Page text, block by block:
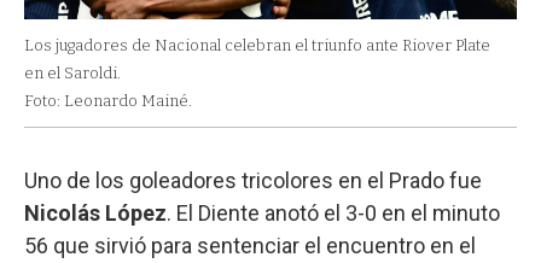
Los jugadores de Nacional celebran el triunfo ante Riover Plate
en el Saroldi.
Foto: Leonardo Mainé.
Uno de los goleadores tricolores en el Prado fue
Nicolás López. El Diente anotó el 3-0 en el minuto
56 que sirvió para sentenciar el encuentro en el